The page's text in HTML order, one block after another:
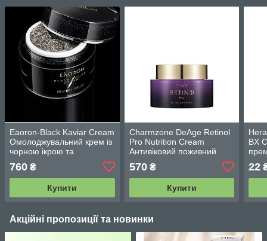
Eaoron-Black Kaviar Cream
Омолоджувальний крем із
чорною ікрою та
морськими мінералами 50
мл
760 ₴
Купити
Charmzone DeАge Retinol
Pro Nutrition Cream
Антивіковий поживний
крем із ретинолом 50 мл
570₴
Купити
BX
мл
22
Акційні пропозиції та новинки